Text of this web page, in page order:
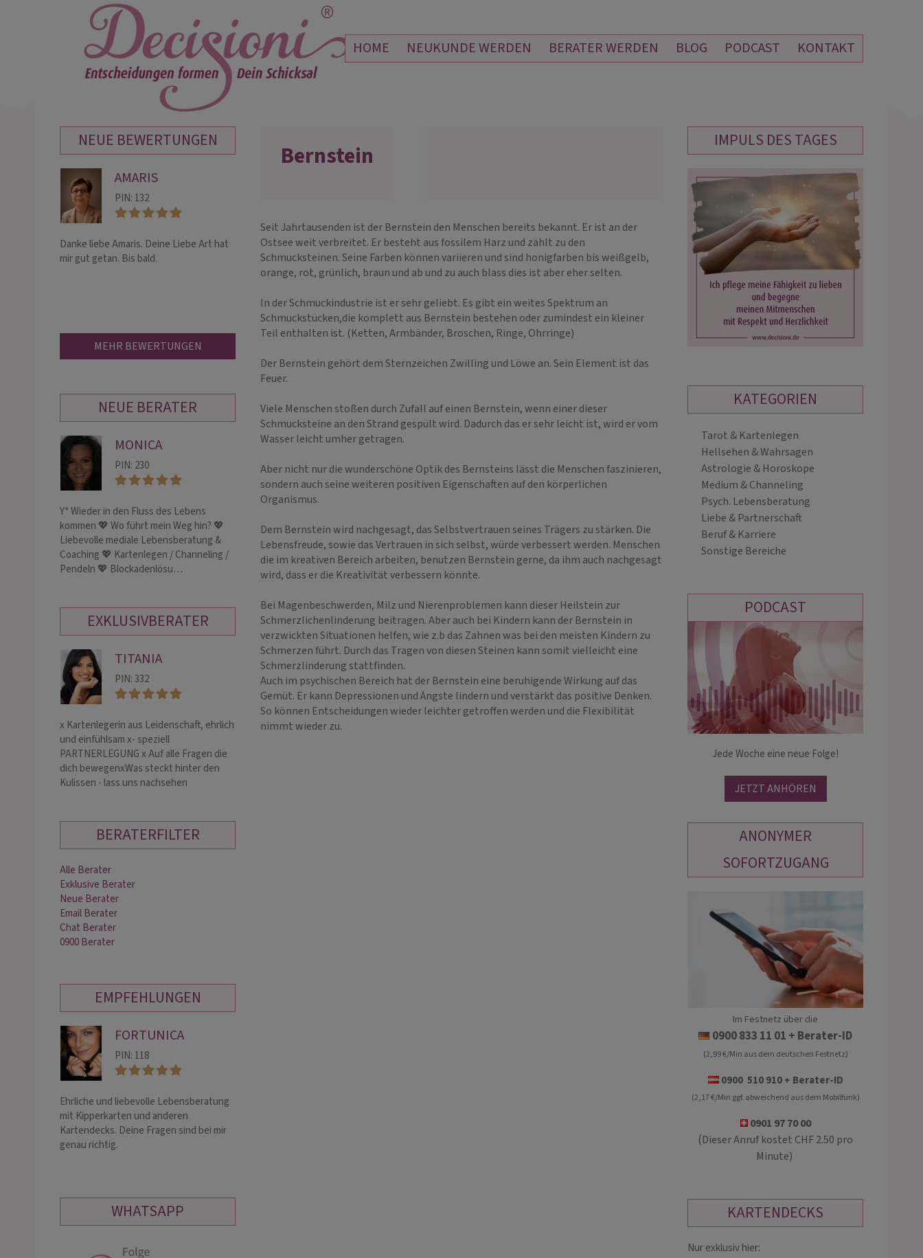
HOME NEUKUNDE WERDEN BERATER WERDEN BLOG PODCAST KONTAKT
NEUE BEWERTUNGEN
AMARIS
PIN: 132
Danke liebe Amaris. Deine Liebe Art hat
mir gut getan. Bis bald.
Wirklich zu empfehlen, alles genaustens
erkannt und vieles schon eingetroffen!
Erneut ganz lieben Dank für die
vertrauensvolle und stimmige Beratung.
🫶
MERAFINA
War wieder ein sehr schönes Gespräch,
vielen Dank und bis zum nächsten Mal.
MEDIUM AURELIA
PIN: 113
Tolle Beratung und sehr
Danke dir von Herzen 💞 für jedes
Gespräch und die tollen
MEHR BEWERTUNGEN
NEUE BERATER
MONICA
PIN: 230
Y* Wieder in den Fluss des Lebens
kommen 💖 Wo führt mein Weg hin? 💖
Liebevolle mediale Lebensberatung &
Coaching 💖 Kartenlegen / Channeling /
Pendeln 💖 Blockadenlösu…
JAINA
PIN: 014
verschiedenen Decks. Energiearbeit,
Rituale, Coaching
PIN: 185
biete ich dir an dich durch Kartenlegen,
Heil-, und Jenseitsarbeit auf deinem
Lebensweg als spirituelle Begleiterin zu
unterstützen. Ich habe…
PIN: 268
Empathisches Verstehen & klare
Wegbegleitung .Mit den Runenenergien
& Orakelkarten unterstütze ich dich bei
Entscheidungen und Lebensfragen –
klar, ehrlich und bodenständig.
Spirituelles hellsichtiges Medium mit
EXKLUSIVBERATER
TITANIA
PIN: 332
x️ Kartenlegerin aus Leidenschaft, ehrlich
und einfühlsam x- speziell
PARTNERLEGUNG x Auf alle Fragen die
dich bewegenxWas steckt hinter den
Kulissen - lass uns nachsehen
MEDIUM SARAH
PIN: 100
Hellsichtige, liebevolle Lebensberaterin,
KERSTIN
PIN: 560
MEDIUM TAMANI
Hellsichtiges indisches Orakel - welches
wieder glücklich zu sein und dabei hilft,
FEDERICO
★★★ New Yorks famous Star-
Aussergewoehnliche
BERATERFILTER
Alle Berater
Exklusive Berater
Neue Berater
Email Berater
Chat Berater
0900 Berater
EMPFEHLUNGEN
FORTUNICA
PIN: 118
Ehrliche und liebevolle Lebensberatung
mit Kipperkarten und anderen
Kartendecks. Deine Fragen sind bei mir
genau richtig.
Ehrliche Lenormandkarten-Beratung mit
beantworte Dir gerne Deine Fragen zu
Liebe, Beruf und Finanzen.
MARLENE
PIN: 196
SOS Hilfe!Ich bin seit 2006 sensitive
Glückscoach!Zukunftslegung,
Beziehungsliebe, Dreiecksliebe,
Familienkonflikt, Mobbing, Drama,
WHATSAPP
Bernstein
Seit Jahrtausenden ist der Bernstein den Menschen bereits bekannt. Er ist an der
Ostsee weit verbreitet. Er besteht aus fossilem Harz und zählt zu den
Schmucksteinen. Seine Farben können variieren und sind honigfarben bis weißgelb,
orange, rot, grünlich, braun und ab und zu auch blass dies ist aber eher selten.
In der Schmuckindustrie ist er sehr geliebt. Es gibt ein weites Spektrum an
Schmuckstücken,die komplett aus Bernstein bestehen oder zumindest ein kleiner
Teil enthalten ist. (Ketten, Armbänder, Broschen, Ringe, Ohrringe)
Der Bernstein gehört dem Sternzeichen Zwilling und Löwe an. Sein Element ist das
Feuer.
Viele Menschen stoßen durch Zufall auf einen Bernstein, wenn einer dieser
Schmucksteine an den Strand gespült wird. Dadurch das er sehr leicht ist, wird er vom
Wasser leicht umher getragen.
Aber nicht nur die wunderschöne Optik des Bernsteins lässt die Menschen faszinieren,
sondern auch seine weiteren positiven Eigenschaften auf den körperlichen
Organismus.
Dem Bernstein wird nachgesagt, das Selbstvertrauen seines Trägers zu stärken. Die
Lebensfreude, sowie das Vertrauen in sich selbst, würde verbessert werden. Menschen
die im kreativen Bereich arbeiten, benutzen Bernstein gerne, da ihm auch nachgesagt
wird, dass er die Kreativität verbessern könnte.
Bei Magenbeschwerden, Milz und Nierenproblemen kann dieser Heilstein zur
Schmerzlichenlinderung beitragen. Aber auch bei Kindern kann der Bernstein in
verzwickten Situationen helfen, wie z.b das Zahnen was bei den meisten Kindern zu
Schmerzen führt. Durch das Tragen von diesen Steinen kann somit vielleicht eine
Schmerzlinderung stattfinden.
Auch im psychischen Bereich hat der Bernstein eine beruhigende Wirkung auf das
Gemüt. Er kann Depressionen und Ängste lindern und verstärkt das positive Denken.
So können Entscheidungen wieder leichter getroffen werden und die Flexibilität
nimmt wieder zu.
IMPULS DES TAGES
KATEGORIEN
Tarot & Kartenlegen
Hellsehen & Wahrsagen
Astrologie & Horoskope
Medium & Channeling
Psych. Lebensberatung
Liebe & Partnerschaft
Beruf & Karriere
Sonstige Bereiche
PODCAST
Jede Woche eine neue Folge!
JETZT ANHÖREN
ANONYMER
SOFORTZUGANG
Im Festnetz über die
0900 833 11 01 + Berater-ID
(2,99 €/Min aus dem deutschen Festnetz)
0900 510 910 + Berater-ID
(2,17 €/Min ggf. abweichend aus dem Mobilfunk)
0901 97 70 00
(Dieser Anruf kostet CHF 2.50 pro
Minute)
KARTENDECKS
Nur exklusiv hier: